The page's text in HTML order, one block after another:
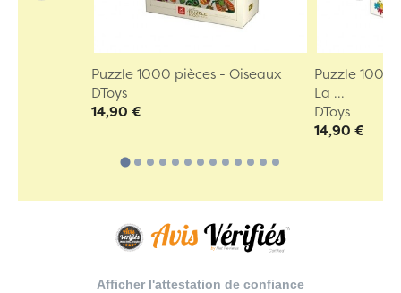
Puzzle 1000 pièces - Oiseaux
DToys
14,90 €
Puzzle 1000
La ...
DToys
14,90 €
Afficher l'attestation de confiance